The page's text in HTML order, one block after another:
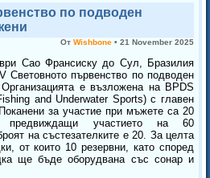
по подводен
От Wishbone • 21 November 2025
Сао Франсиску до Сул, Бразилия
първенство по подводен
е възложена на BPDS
and Underwater Sports) с главен
за участие при мъжете са 20
предвиждащи участието на 60
на състезателките е 20. За целта
от които 10 резервни, като според
ще бъде оборудвана със сонар и